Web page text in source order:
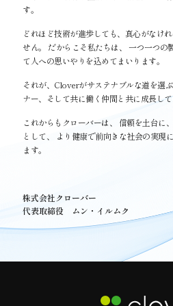
す。
どれほど技術が進歩しても、真心がなけ
せん。 だからこそ私たちは、 一つ一つの
て人への思いやりを込めてまいります。
それが、Cloverがサステナブルな道を選
ナー、そして共に働く仲間と共に成長し
これからもクローバーは、 信頼を土台に
として、 より健康で前向きな社会の実現
ます。
株式会社クローバー
代表取締役 ムン・イルムク